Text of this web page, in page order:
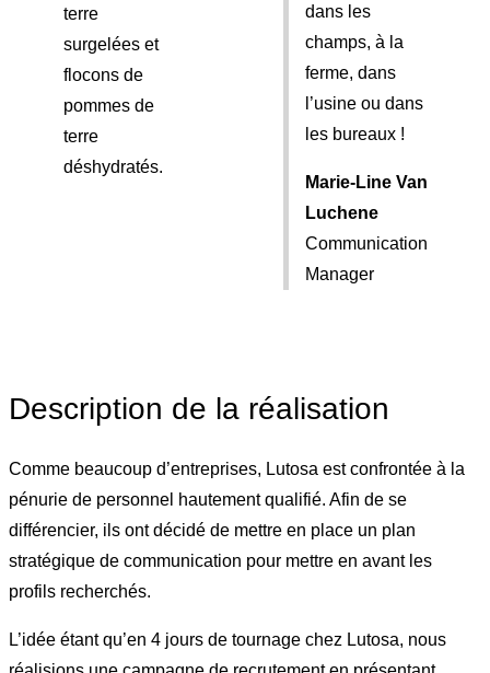
terre
surgelées et
flocons de
pommes de
terre
déshydratés.
dans les
champs, à la
ferme, dans
l’usine ou dans
les bureaux !
Marie-Line Van
Luchene
Communication
Manager
Description de la réalisation
Comme beaucoup d’entreprises, Lutosa est confrontée à la
pénurie de personnel hautement qualifié. Afin de se
différencier, ils ont décidé de mettre en place un plan
stratégique de communication pour mettre en avant les
profils recherchés.
L’idée étant qu’en 4 jours de tournage chez Lutosa, nous